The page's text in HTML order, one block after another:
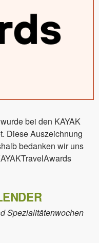
bei den KAYAK
Diese Auszeichnung
bedanken wir uns
Spezialitätenwochen